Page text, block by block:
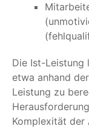
Die Ist-Leistung
etwa anhand
Leistung zu
Komplexität der